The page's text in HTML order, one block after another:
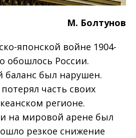
М. Болтунов
японской войне 1904-
обошлось России.
баланс был нарушен.
часть своих
регионе.
на мировой арене был
резкое снижение